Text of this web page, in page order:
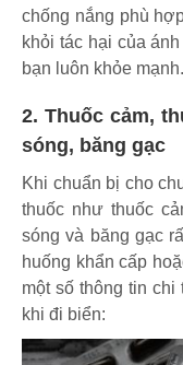
chống nắng phù
khỏi tác hại của
bạn luôn khỏe mạnh.
2. Thuốc cảm,
sóng, băng gạc
Khi chuẩn bị cho
thuốc như thuốc
sóng và băng gạc
huống khẩn cấp
một số thông tin
khi đi biển: